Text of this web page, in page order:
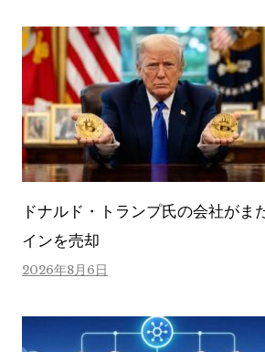
ドナルド・トランプ氏の会社がま
インを売却
2026年8月6日